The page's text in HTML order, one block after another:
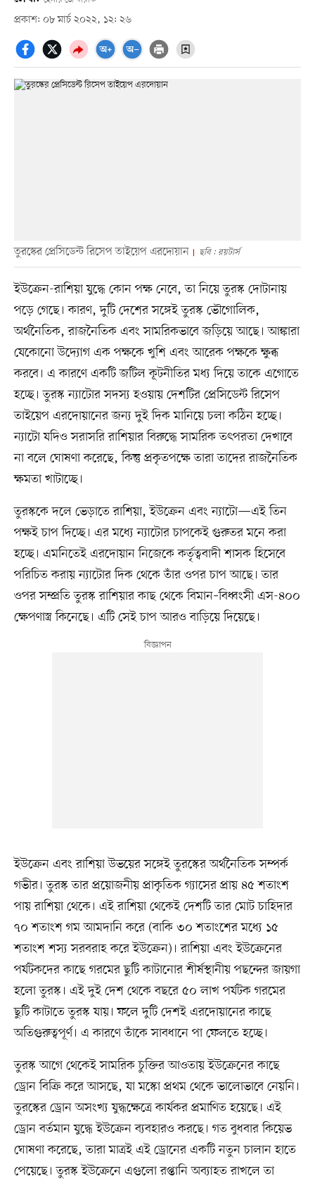
প্রকাশ: ০৮ মার্চ ২০২২, ১২: ২৬
তুরস্কের প্রেসিডেন্ট রিসেপ তাইয়েপ এরদোয়ান ছবি : রয়টার্স
ইউক্রেন-রাশিয়া যুদ্ধে কোন পক্ষ নেবে, তা নিয়ে তুরস্ক দোটানায়
পড়ে গেছে। কারণ, দুটি দেশের সঙ্গেই তুরস্ক ভৌগোলিক,
অর্থনৈতিক, রাজনৈতিক এবং সামরিকভাবে জড়িয়ে আছে। আঙ্কারা
যেকোনো উদ্যোগ এক পক্ষকে খুশি এবং আরেক পক্ষকে ক্ষুব্ধ
করবে। এ কারণে একটি জটিল কূটনীতির মধ্য দিয়ে তাকে এগোতে
হচ্ছে। তুরস্ক ন্যাটোর সদস্য হওয়ায় দেশটির প্রেসিডেন্ট রিসেপ
তাইয়েপ এরদোয়ানের জন্য দুই দিক মানিয়ে চলা কঠিন হচ্ছে।
ন্যাটো যদিও সরাসরি রাশিয়ার বিরুদ্ধে সামরিক তৎপরতা দেখাবে
না বলে ঘোষণা করেছে, কিন্তু প্রকৃতপক্ষে তারা তাদের রাজনৈতিক
ক্ষমতা খাটাচ্ছে।
তুরস্ককে দলে ভেড়াতে রাশিয়া, ইউক্রেন এবং ন্যাটো—এই তিন
পক্ষই চাপ দিচ্ছে। এর মধ্যে ন্যাটোর চাপকেই গুরুতর মনে করা
হচ্ছে। এমনিতেই এরদোয়ান নিজেকে কর্তৃত্ববাদী শাসক হিসেবে
পরিচিত করায় ন্যাটোর দিক থেকে তাঁর ওপর চাপ আছে। তার
ওপর সম্প্রতি তুরস্ক রাশিয়ার কাছ থেকে বিমান–বিধ্বংসী এস-৪০০
ক্ষেপণাস্ত্র কিনেছে। এটি সেই চাপ আরও বাড়িয়ে দিয়েছে।
ইউক্রেন এবং রাশিয়া উভয়ের সঙ্গেই তুরস্কের অর্থনৈতিক সম্পর্ক
গভীর। তুরস্ক তার প্রয়োজনীয় প্রাকৃতিক গ্যাসের প্রায় ৪৫ শতাংশ
পায় রাশিয়া থেকে। এই রাশিয়া থেকেই দেশটি তার মোট চাহিদার
৭০ শতাংশ গম আমদানি করে (বাকি ৩০ শতাংশের মধ্যে ১৫
শতাংশ শস্য সরবরাহ করে ইউক্রেন)। রাশিয়া এবং ইউক্রেনের
পর্যটকদের কাছে গরমের ছুটি কাটানোর শীর্ষস্থানীয় পছন্দের জায়গা
হলো তুরস্ক। এই দুই দেশ থেকে বছরে ৫০ লাখ পর্যটক গরমের
ছুটি কাটাতে তুরস্ক যায়। ফলে দুটি দেশই এরদোয়ানের কাছে
অতিগুরুত্বপূর্ণ। এ কারণে তাঁকে সাবধানে পা ফেলতে হচ্ছে।
তুরস্ক আগে থেকেই সামরিক চুক্তির আওতায় ইউক্রেনের কাছে
ড্রোন বিক্রি করে আসছে, যা মস্কো প্রথম থেকে ভালোভাবে নেয়নি।
তুরস্কের ড্রোন অসংখ্য যুদ্ধক্ষেত্রে কার্যকর প্রমাণিত হয়েছে। এই
ড্রোন বর্তমান যুদ্ধে ইউক্রেন ব্যবহারও করছে। গত বুধবার কিয়েভ
ঘোষণা করেছে, তারা মাত্রই এই ড্রোনের একটি নতুন চালান হাতে
পেয়েছে। তুরস্ক ইউক্রেনে এগুলো রপ্তানি অব্যাহত রাখলে তা